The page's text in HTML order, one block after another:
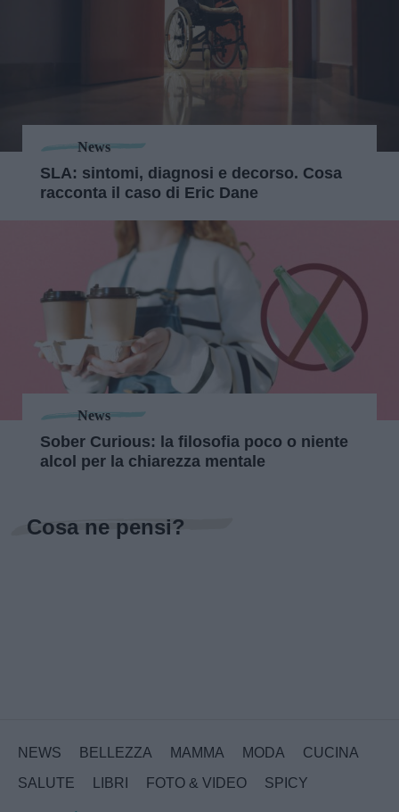
News
SLA: sintomi, diagnosi e decorso. Cosa
racconta il caso di Eric Dane
News
Sober Curious: la filosofia poco o niente
alcol per la chiarezza mentale
Cosa ne pensi?
NEWS BELLEZZA MAMMA MODA
CUCINA
SALUTE
LIBRI FOTO & VIDEO SPICY